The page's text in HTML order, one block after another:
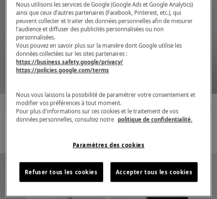
MujerLyocell, Tencel / algodón orgánico
Camiseta sin mangas
blanca con cuello en U de
70,00€
Mujer
Camiseta sin mangas
negra con cuello en U de
70,00€
Nous utilisons les services de Google (Google Ads et Google Analytics)
ainsi que ceux d’autres partenaires (Facebook, Pinterest, etc.), qui
peuvent collecter et traiter des données personnelles afin de mesurer
l’audience et diffuser des publicités personnalisées ou non
personnalisées.
Vous pouvez en savoir plus sur la manière dont Google utilise les
données collectées sur les sites partenaires :
https://business.safety.google/privacy/
https://policies.google.com/terms
Nous vous laissons la possibilité de paramétrer votre consentement et
modifier vos préférences à tout moment.
Pour plus d'informations sur ces cookies et le traitement de vos
données personnelles, consultez notre politique de confidentialité.
Paramètres des cookies
Refuser tous les cookies Accepter tous les cookies